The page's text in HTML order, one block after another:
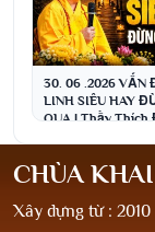
30. 06 .2026 VẤN
LINH SIÊU HAY
QUA | Thầy Thích
CHÙA
Xây dựng từ :